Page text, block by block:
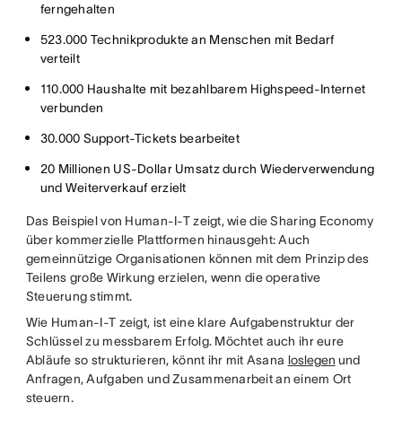
ferngehalten
523.000 Technikprodukte an Menschen mit Bedarf
verteilt
110.000 Haushalte mit bezahlbarem Highspeed-Internet
verbunden
30.000 Support-Tickets bearbeitet
20 Millionen US-Dollar Umsatz durch Wiederverwendung
und Weiterverkauf erzielt
Das Beispiel von Human-I-T zeigt, wie die Sharing Economy
über kommerzielle Plattformen hinausgeht: Auch
gemeinnützige Organisationen können mit dem Prinzip des
Teilens große Wirkung erzielen, wenn die operative
Steuerung stimmt.
Wie Human-I-T zeigt, ist eine klare Aufgabenstruktur der
Schlüssel zu messbarem Erfolg. Möchtet auch ihr eure
Abläufe so strukturieren, könnt ihr mit Asana loslegen und
Anfragen, Aufgaben und Zusammenarbeit an einem Ort
steuern.